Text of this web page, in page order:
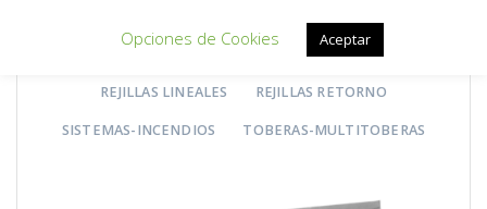
REJILLAS IMPULSION
REJILLAS LINEALES REJILLAS RETORNO
SISTEMAS-INCENDIOS TOBERAS-MULTITOBERAS
Opciones de Cookies Aceptar